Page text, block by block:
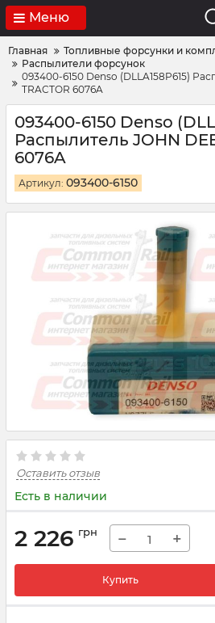
Меню
Главная
Топливные форсунки и
Распылители форсунок
093400-6150 Denso (DLLA158P615)
TRACTOR 6076A
093400-6150 Denso
Распылитель JOHN
6076A
Артикул: 093400-6150
Оставить отзыв
Есть в наличии
2 226 грн − +
Купить